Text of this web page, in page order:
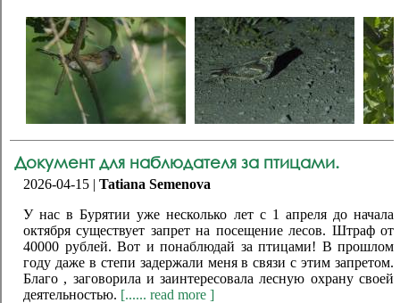
Документ для наблюдателя за птицами.
2026-04-15 | Tatiana Semenova
У нас в Бурятии уже несколько лет с 1 апреля до начала
октября существует запрет на посещение лесов. Штраф от
40000 рублей. Вот и понаблюдай за птицами! В прошлом
году даже в степи задержали меня в связи с этим запретом.
Благо , заговорила и заинтересовала лесную охрану своей
деятельностью. [...... read more ]